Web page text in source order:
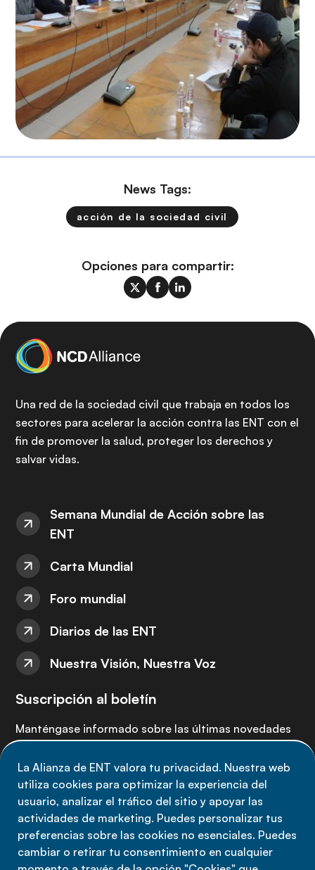
La Alianza de ENT valora tu privacidad. Nuestra web
utiliza cookies para optimizar la experiencia del
usuario, analizar el tráfico del sitio y apoyar las
actividades de marketing. Puedes personalizar tus
preferencias sobre las cookies no esenciales. Puedes
cambiar o retirar tu consentimiento en cualquier
News Tags:
acción de la sociedad civil
Opciones para compartir:
Una red de la sociedad civil que trabaja en todos los
sectores para acelerar la acción contra las ENT con el
fin de promover la salud, proteger los derechos y
salvar vidas.
Semana Mundial de Acción sobre las
ENT
Carta Mundial
Foro mundial
Diarios de las ENT
Nuestra Visión, Nuestra Voz
Suscripción al boletín
Manténgase informado sobre las últimas novedades
Suscríbete ahora